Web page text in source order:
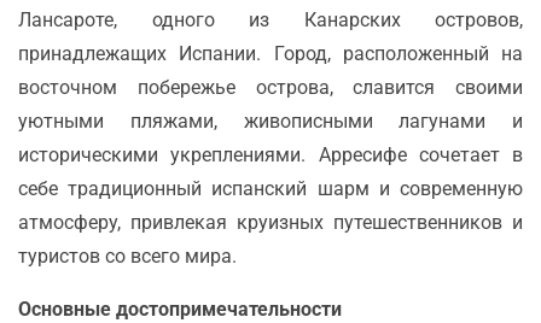
Лансароте, одного из Канарских островов,
принадлежащих Испании. Город, расположенный на
восточном побережье острова, славится своими
уютными пляжами, живописными лагунами и
историческими укреплениями. Арресифе сочетает в
себе традиционный испанский шарм и современную
атмосферу, привлекая круизных путешественников и
туристов со всего мира.
Основные достопримечательности